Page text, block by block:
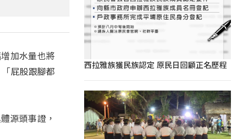
加水量也將
屁股跟腳都
源頭事證，
西拉雅族獲民族認定 原民日回顧正名歷程